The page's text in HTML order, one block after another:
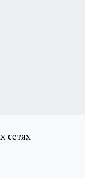
сетях